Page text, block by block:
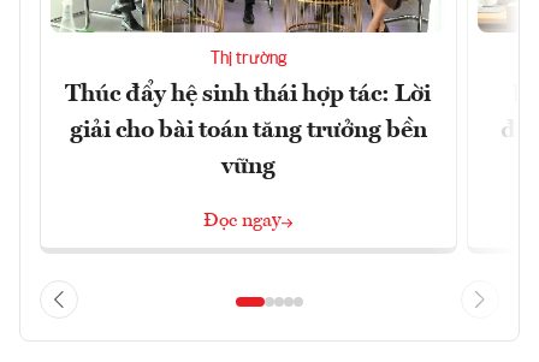
Thị trường
Thúc đẩy hệ sinh thái hợp tác: Lời
giải cho bài toán tăng trưởng bền
vững
Đọc ngay